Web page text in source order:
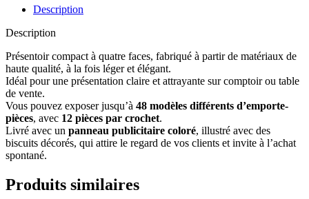
Description
Description
Présentoir compact à quatre faces, fabriqué à partir de matériaux de
haute qualité, à la fois léger et élégant.
Idéal pour une présentation claire et attrayante sur comptoir ou table
de vente.
Vous pouvez exposer jusqu’à 48 modèles différents d’emporte-
pièces, avec 12 pièces par crochet.
Livré avec un panneau publicitaire coloré, illustré avec des
biscuits décorés, qui attire le regard de vos clients et invite à l’achat
spontané.
Produits similaires